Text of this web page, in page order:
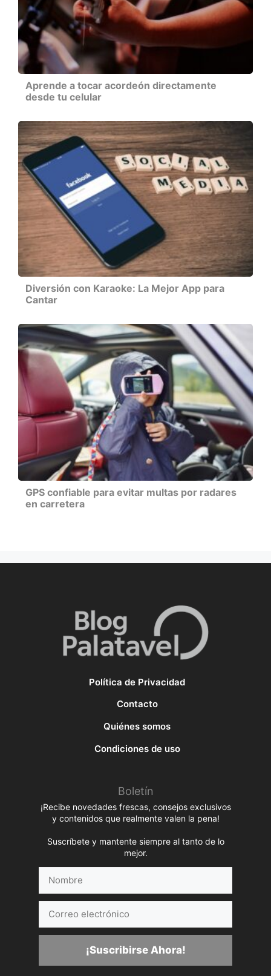
Aprende a tocar acordeón directamente
desde tu celular
Diversión con Karaoke: La Mejor App para
Cantar
GPS confiable para evitar multas por radares
en carretera
Política de Privacidad
Contacto
Quiénes somos
Condiciones de uso
Boletín
¡Recibe novedades frescas, consejos exclusivos
y contenidos que realmente valen la pena!
Suscríbete y mantente siempre al tanto de lo
mejor.
electrónico
¡Suscribirse Ahora!